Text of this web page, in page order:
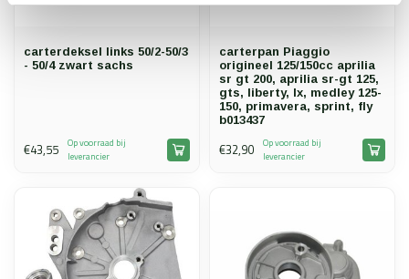
carterdeksel links 50/2-50/3
- 50/4 zwart sachs
€43,55
Op voorraad bij
leverancier
carterpan Piaggio
origineel 125/150cc aprilia
sr gt 200, aprilia sr-gt 125,
gts, liberty, lx, medley 125-
150, primavera, sprint, fly
b013437
€32,90
Op voorraad bij
leverancier